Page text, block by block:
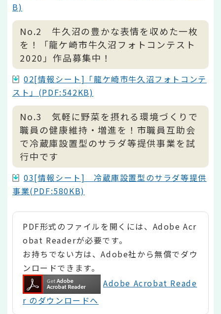
B)
No.2 牛久沼の豊かな表情を収めた一枚
を！「龍ケ崎市牛久沼フォトコンテスト
2020」作品募集中！
02[情報シート]「龍ケ崎市牛久沼フォトコンテ
スト」(PDF:542KB)
No.3 気軽に野菜を摂れる環境づくりで
職員の健康維持・増進を！市職員互助会
で冷蔵庫設置型のサラダ等提供事業を試
行中です
03[情報シート] 冷蔵庫設置型のサラダ等提供
事業(PDF:580KB)
PDF形式のファイルを開くには、Adobe Acr
obat Readerが必要です。
お持ちでない方は、Adobe社から無償でダウ
ンロードできます。
Adobe Acrobat Reade
r のダウンロードへ